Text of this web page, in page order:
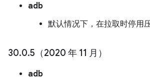
adb
默认情况下，在拉取时停用
30.0.5（2020 年 11 月）
adb